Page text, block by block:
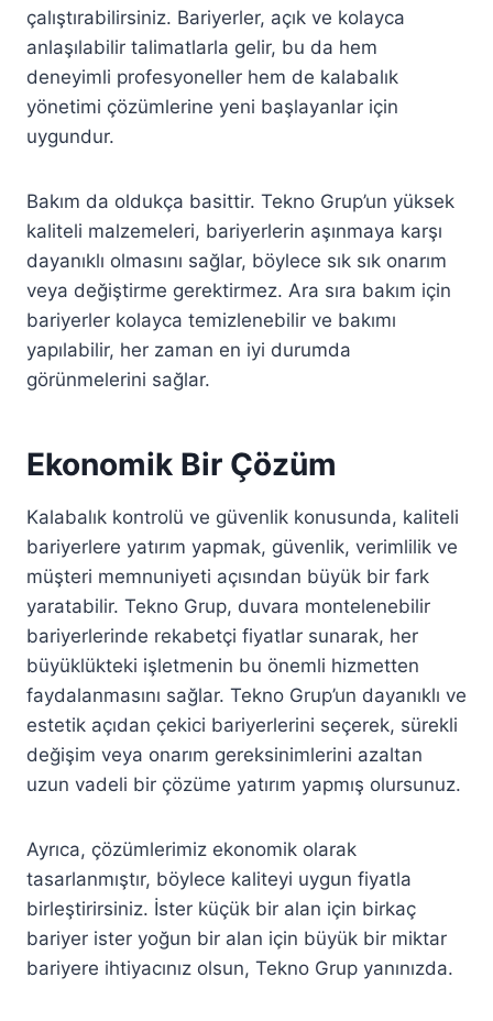
çalıştırabilirsiniz. Bariyerler, açık ve kolayca
anlaşılabilir talimatlarla gelir, bu da hem
deneyimli profesyoneller hem de kalabalık
yönetimi çözümlerine yeni başlayanlar için
uygundur.
Bakım da oldukça basittir. Tekno Grup’un yüksek
kaliteli malzemeleri, bariyerlerin aşınmaya karşı
dayanıklı olmasını sağlar, böylece sık sık onarım
veya değiştirme gerektirmez. Ara sıra bakım için
bariyerler kolayca temizlenebilir ve bakımı
yapılabilir, her zaman en iyi durumda
görünmelerini sağlar.
Ekonomik Bir Çözüm
Kalabalık kontrolü ve güvenlik konusunda, kaliteli
bariyerlere yatırım yapmak, güvenlik, verimlilik ve
müşteri memnuniyeti açısından büyük bir fark
yaratabilir. Tekno Grup, duvara montelenebilir
bariyerlerinde rekabetçi fiyatlar sunarak, her
büyüklükteki işletmenin bu önemli hizmetten
faydalanmasını sağlar. Tekno Grup’un dayanıklı ve
estetik açıdan çekici bariyerlerini seçerek, sürekli
değişim veya onarım gereksinimlerini azaltan
uzun vadeli bir çözüme yatırım yapmış olursunuz.
Ayrıca, çözümlerimiz ekonomik olarak
tasarlanmıştır, böylece kaliteyi uygun fiyatla
birleştirirsiniz. İster küçük bir alan için birkaç
bariyer ister yoğun bir alan için büyük bir miktar
bariyere ihtiyacınız olsun, Tekno Grup yanınızda.